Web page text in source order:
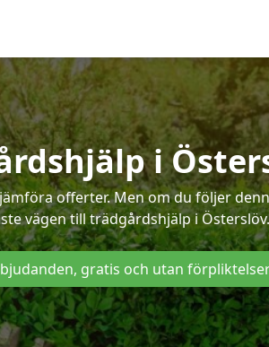
i
offerter. Men om du följer
vägen till trädgårdshjälp i Österslöv.
gratis och utan